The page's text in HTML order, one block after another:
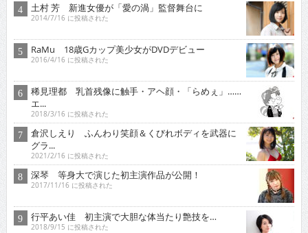
土村 芳 新進女優が「愛の渦」監督舞台に
2014/7/16 に投稿された
RaMu 18歳Gカップ美少女がDVDデビュー
2016/4/16 に投稿された
稀見理都 乳首残像に触手・アヘ顔・「らめぇ」……
エ...
2018/3/16 に投稿された
倉沢しえり ふんわり笑顔＆くびれボディを武器に
グラ...
2021/2/16 に投稿された
深琴 等身大で演じた初主演作品が公開！
2017/11/16 に投稿された
行平あい佳 初主演で大胆な体当たり艶技を…
2018/9/15 に投稿された